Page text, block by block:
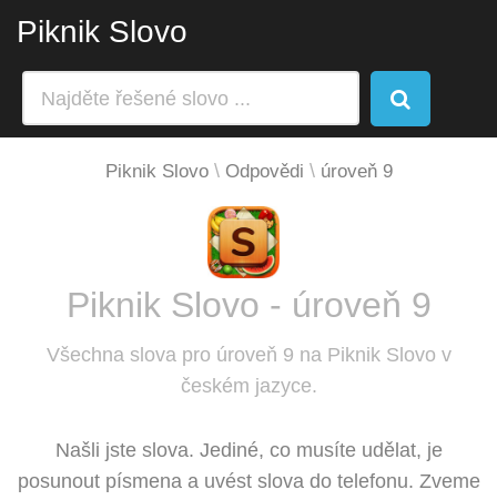
Piknik Slovo
Piknik Slovo Odpovědi úroveň 9
Piknik Slovo - úroveň 9
Všechna slova pro úroveň 9 na Piknik Slovo v
českém jazyce.
Našli jste slova. Jediné, co musíte udělat, je
posunout písmena a uvést slova do telefonu. Zveme